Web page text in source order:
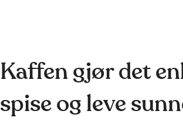
Kaffen gjør det
spise og leve